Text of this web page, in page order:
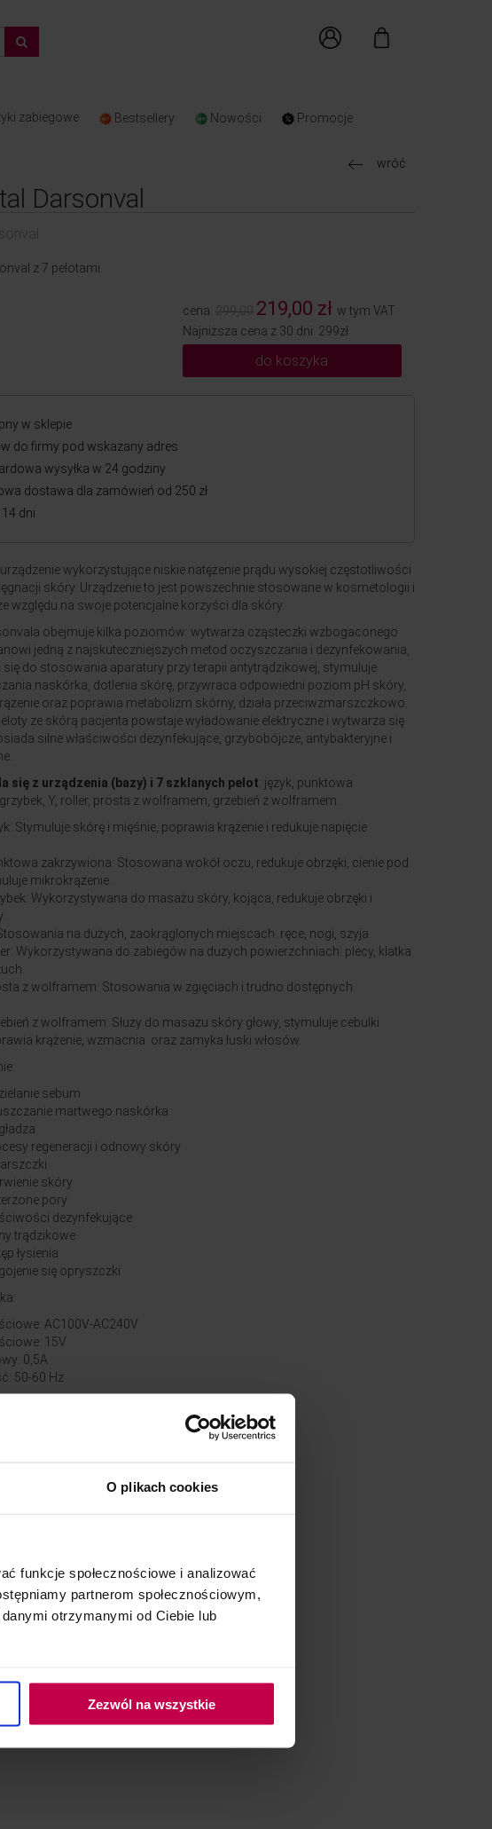
O plikach cookies
funkcje społecznościowe i analizować
partnerom społecznościowym,
otrzymanymi od Ciebie lub
Zezwól na wszystkie
zabiegowe Bestsellery Nowości Promocje
wróć
Darsonval
z 7 pelotami.
cena: 299,00 219,00 zł w tym VAT
Najniższa cena z 30 dni: 299zł
do koszyka
w sklepie
do firmy pod wskazany adres
wysyłka w 24 godziny
dostawa dla zamówień od 250 zł
dni
wykorzystujące niskie natężenie prądu wysokiej częstotliwości
skóry. Urządzenie to jest powszechnie stosowane w kosmetologii i
względu na swoje potencjalne korzyści dla skóry.
obejmuje kilka poziomów: wytwarza cząsteczki wzbogaconego
jedną z najskuteczniejszych metod oczyszczania i dezynfekowania,
do stosowania aparatury przy terapii antytrądzikowej, stymuluje
naskórka, dotlenia skórę, przywraca odpowiedni poziom pH skóry,
oraz poprawia metabolizm skórny, działa przeciwzmarszczkowo.
ze skórą pacjenta powstaje wyładowanie elektryczne i wytwarza się
silne właściwości dezynfekujące, grzybobójcze, antybakteryjne i
się z urządzenia (bazy) i 7 szklanych pelot: język, punktowa
Y, roller, prosta z wolframem, grzebień z wolframem.
Stymuluje skórę i mięśnie, poprawia krążenie i redukuje napięcie
zakrzywiona: Stosowana wokół oczu, redukuje obrzęki, cienie pod
mikrokrążenie.
Wykorzystywana do masażu skóry, kojąca, redukuje obrzęki i
na dużych, zaokrąglonych miejscach: ręce, nogi, szyja.
Wykorzystywana do zabiegów na dużych powierzchniach: plecy, klatka
z wolframem: Stosowania w zgięciach i trudno dostępnych
z wolframem: Służy do masażu skóry głowy, stymuluje cebulki
krążenie, wzmacnia oraz zamyka łuski włosów.
sebum
martwego naskórka
regeneracji i odnowy skóry
skóry
pory
dezynfekujące
trądzikowe
łysienia
się opryszczki
AC100V-AC240V
15V
0,5A
50-60 Hz